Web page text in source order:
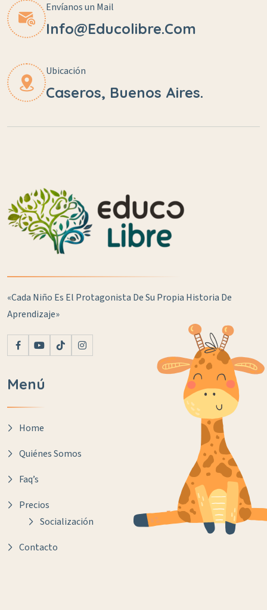
Envíanos un Mail
Info@educolibre.com
Ubicación
Caseros, Buenos Aires.
«Cada Niño Es El Protagonista De Su Propia Historia De
Aprendizaje»
Menú
Home
Quiénes Somos
Faq’s
Precios
Socialización
Contacto